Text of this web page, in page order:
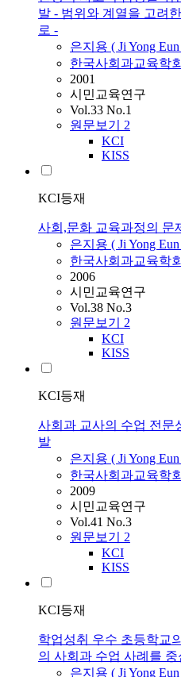
발 - 범위와 계열을 고려
로 -
은지용 ( Ji Yong Eun
한국사회과교육학회
2001
시민교육연구
Vol.33 No.1
원문보기 2
KCI
KISS
KCI등재
사회,문화 교육과정의 문
은지용 ( Ji Yong Eun
한국사회과교육학회
2006
시민교육연구
Vol.38 No.3
원문보기 2
KCI
KISS
KCI등재
사회과 교사의 수업 전문
발
은지용 ( Ji Yong Eun
한국사회과교육학회
2009
시민교육연구
Vol.41 No.3
원문보기 2
KCI
KISS
KCI등재
학업성취 우수 초등학교
의 사회과 수업 사례를
은지용 ( Ji Yong Eun